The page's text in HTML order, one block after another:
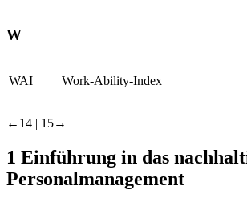
W
WAI Work-Ability-Index
←14 | 15→
1 Einführung in das
Personalmanagement